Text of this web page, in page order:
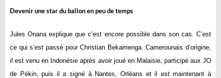
Devenir une star du ballon en peu de temps
Jules Onana explique que c’est encore possible dans son cas. C’est
ce qui s’est passé pour Christian Bekamenga. Camerounais d’origine,
il est venu en Indonésie après avoir joué en Malaisie, participé aux JO
de Pékin, puis il a signé à Nantes, Orléans et il est maintenant à